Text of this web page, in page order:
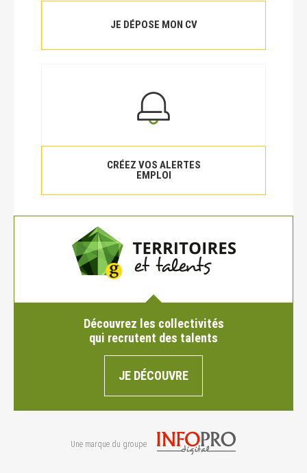
JE DÉPOSE MON CV
CRÉEZ VOS ALERTES
EMPLOI
Découvrez les collectivités
qui recrutent des talents
JE DÉCOUVRE
Une marque du groupe